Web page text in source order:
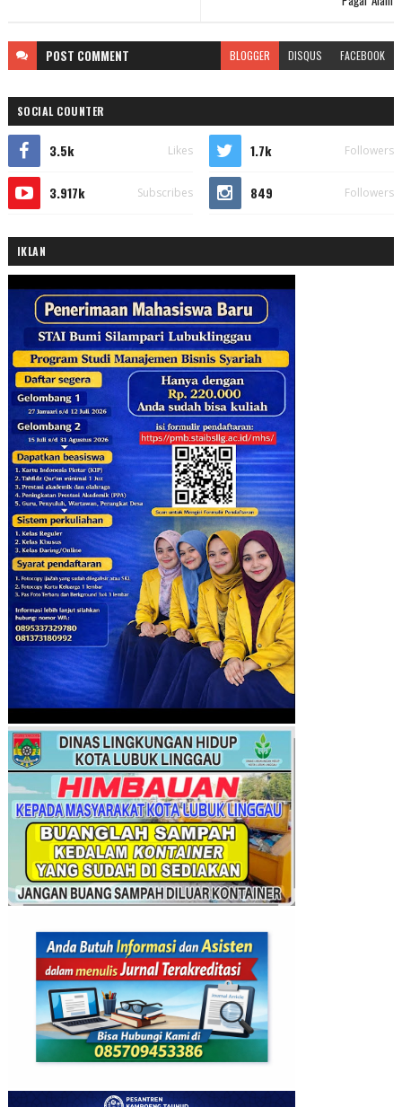
POST COMMENT BLOGGER DISQUS FACEBOOK
SOCIAL COUNTER
3.5k Likes 1.7k Followers
3.917k Subscribes 849 Followers
IKLAN